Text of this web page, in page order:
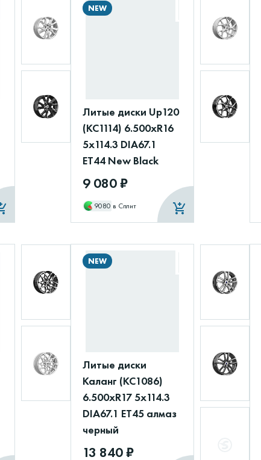
NEW
Литые диски Up120
(КС1114) 6.500xR16
5x114.3 DIA67.1
ET44 New Black
9 080 ₽
9080 в Сплит
NEW
Литые диски
Каланг (КС1086)
6.500xR17 5x114.3
DIA67.1 ET45 алмаз
черный
13 840 ₽